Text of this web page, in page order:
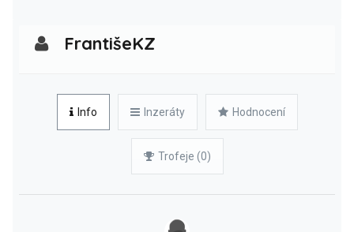
FrantišeKZ
Info Inzeráty Hodnocení
Trofeje (0)